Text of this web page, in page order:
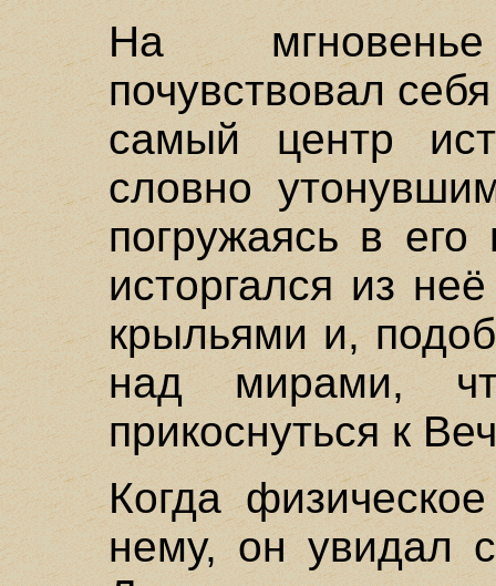
На
почувствовал
самый центр
словно
погружаясь в
исторгался из
крыльями и,
над мирами,
прикоснуться к
Когда
нему, он увидал